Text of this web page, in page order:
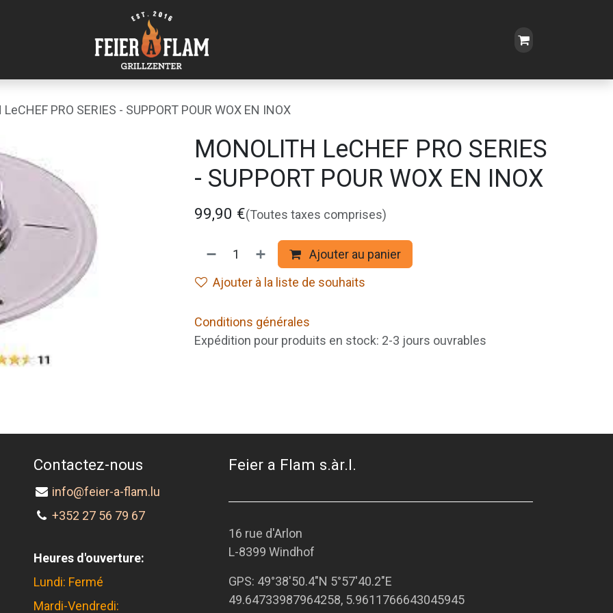
PRO SERIES - SUPPORT POUR WOX EN INOX
MONOLITH LeCHEF PRO SERIES
- SUPPORT POUR WOX EN INOX
99,90 €(Toutes taxes comprises)
Ajouter au panier
Ajouter à la liste de souhaits
Conditions générales
Expédition pour produits en stock: 2-3 jours ouvrables
Contactez-nous
info@feier-a-flam.lu
+352 27 56 79 67
Heures d'ouverture:
Lundi: Fermé
Mardi-Vendredi:
Feier a Flam s.àr.l.
16 rue d'Arlon
L-8399 Windhof
GPS: 49°38'50.4"N 5°57'40.2"E
49.64733987964258, 5.9611766643045945